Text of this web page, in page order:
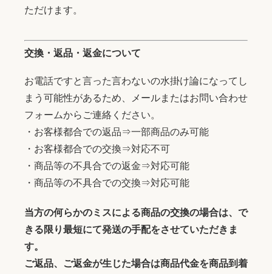
ただけます。
交換・返品・返金について
お電話ですと言った言わないの水掛け論になってし
まう可能性があるため、メールまたはお問い合わせ
フォームからご連絡ください。
・お客様都合での返品⇒一部商品のみ可能
・お客様都合での交換⇒対応不可
・商品等の不具合での返金⇒対応可能
・商品等の不具合での交換⇒対応可能
当方の何らかのミスによる商品の交換の場合は、で
きる限り最短にて発送の手配をさせていただきま
す。
ご返品、ご返金が生じた場合は商品代金を商品到着